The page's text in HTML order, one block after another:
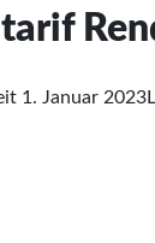
1. Januar 2023